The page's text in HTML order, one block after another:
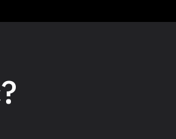
as an experiment itself.